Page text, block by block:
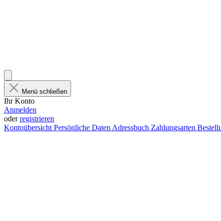
Menü schließen
Ihr Konto
Anmelden
oderregistrieren
KontoübersichtPersönliche DatenAdressbuch Zahlungsarten